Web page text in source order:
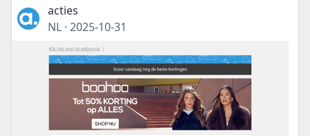
acties
NL · 2025-10-31